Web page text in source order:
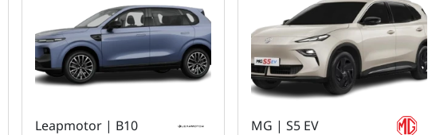
Leapmotor | B10 MG | S5 EV